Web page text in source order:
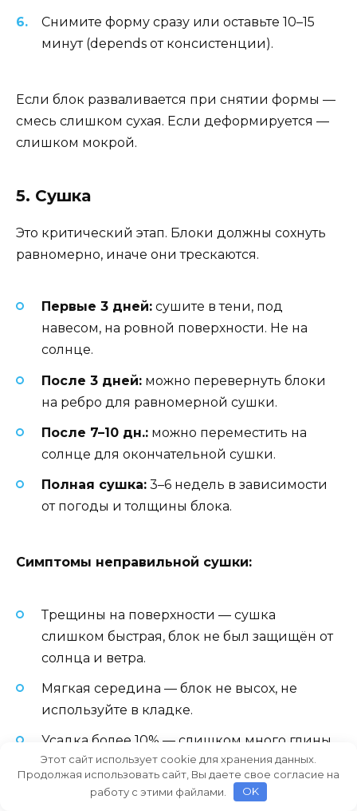
Снимите форму сразу или оставьте 10–15
минут (depends от консистенции).
Если блок разваливается при снятии формы —
смесь слишком сухая. Если деформируется —
слишком мокрой.
5. Сушка
Это критический этап. Блоки должны сохнуть
равномерно, иначе они трескаются.
Первые 3 дней: сушите в тени, под
навесом, на ровной поверхности. Не на
солнце.
После 3 дней: можно перевернуть блоки
на ребро для равномерной сушки.
После 7–10 дн.: можно переместить на
солнце для окончательной сушки.
Полная сушка: 3–6 недель в зависимости
от погоды и толщины блока.
Симптомы неправильной сушки:
Трещины на поверхности — сушка
слишком быстрая, блок не был защищён от
солнца и ветра.
Мягкая середина — блок не высох, не
используйте в кладке.
Усадка более 10% — слишком много глины
или воды.
Этот сайт использует cookie для хранения данных.
Продолжая использовать сайт, Вы даете свое согласие на
работу с этими файлами.
OK